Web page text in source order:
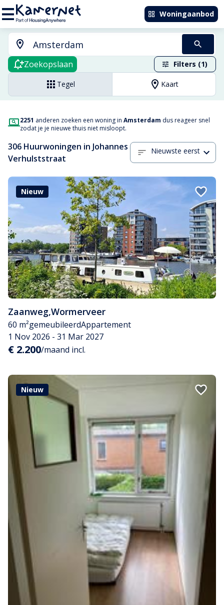
Woningaanbod
Zoekopslaan Filters (1)
Tegel Kaart
2251 anderen zoeken een woning in Amsterdam dus reageer snel
zodat je je nieuwe thuis niet misloopt.
306 Huurwoningen in Johannes
Verhulststraat
Nieuwste eerst
Nieuw
Zaanweg,Wormerveer
60 m²gemeubileerdAppartement
1 Nov 2026 - 31 Mar 2027
€ 2.200/maand incl.
Nieuw